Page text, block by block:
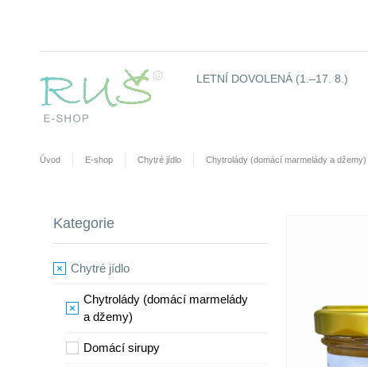
LETNÍ DOVOLENÁ (1.–17. 8.)
Úvod E-shop Chytré jídlo Chytrolády (domácí marmelády a džemy)
Kategorie
Chytré jídlo
Chytrolády (domácí marmelády
a džemy)
​Domácí sirupy